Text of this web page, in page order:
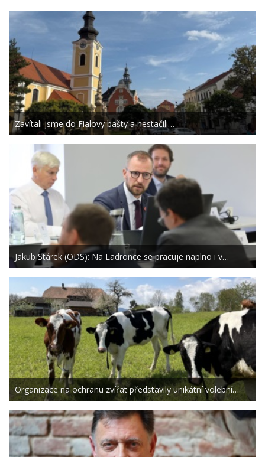
Zavítali jsme do Fialovy bašty a nestačili…
Jakub Stárek (ODS): Na Ladronce se pracuje naplno i v…
Organizace na ochranu zvířat představily unikátní volební…